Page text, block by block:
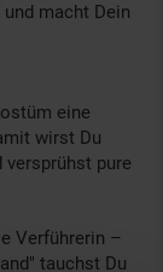
macht Dein
eine
wirst Du
pure
Verführerin –
tauchst Du